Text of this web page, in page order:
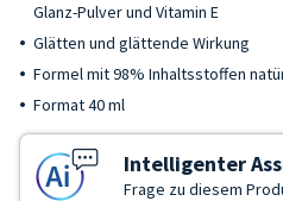
Glanz-Pulver und Vitamin E
Glätten und glättende Wirkung
Formel mit 98% Inhaltsstoffen
Format 40 ml
Intelligenter
Frage zu diesem